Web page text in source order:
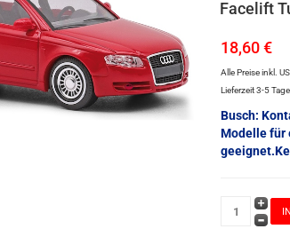
Facelift
18,60 €
Alle Preise inkl.
Lieferzeit 3-5
Busch:
Modelle für